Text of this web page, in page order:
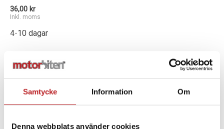
Samtycke Information Om
Denna webbplats använder cookies
36,00 kr
Inkl. moms
4-10 dagar
- +